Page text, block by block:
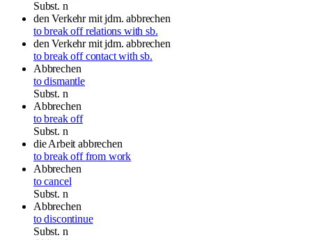
Subst. n
den Verkehr mit jdm. abbrechen
to break off relations with sb.
den Verkehr mit jdm. abbrechen
to break off contact with sb.
Abbrechen
to dismantle
Subst. n
Abbrechen
to break off
Subst. n
die Arbeit abbrechen
to break off from work
Abbrechen
to cancel
Subst. n
Abbrechen
to discontinue
Subst. n